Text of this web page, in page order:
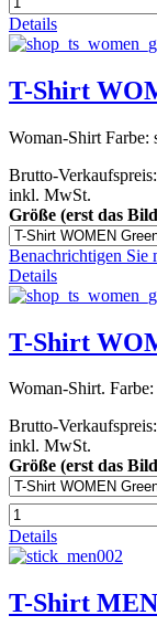
Details
T-Shirt
Woman-Shirt Farbe:
Brutto-Verkaufspreis:
inkl. MwSt.
Größe (erst das
Benachrichtigen Sie
Details
T-Shirt
Woman-Shirt.
Brutto-Verkaufspreis:
inkl. MwSt.
Größe (erst das
Details
T-Shirt